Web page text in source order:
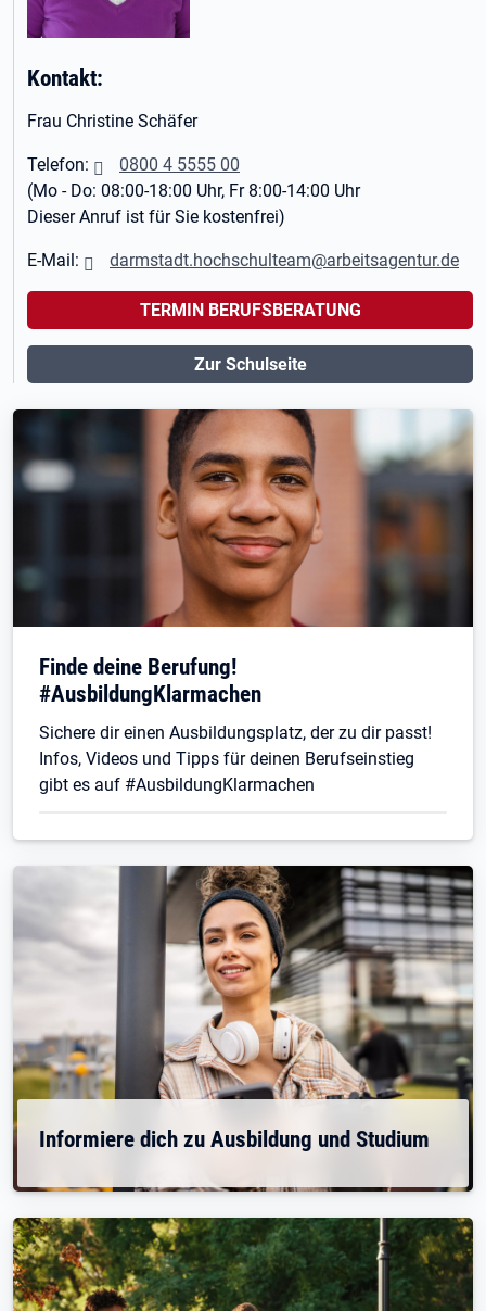
Kontakt:
Frau Christine Schäfer
Telefon:
0800 4 5555 00
(Mo - Do: 08:00-18:00 Uhr, Fr 8:00-14:00 Uhr
Dieser Anruf ist für Sie kostenfrei)
E-Mail: darmstadt.hochschulteam@arbeitsagentur.de
TERMIN BERUFSBERATUNG
Zur Schulseite
Finde deine Berufung!
#AusbildungKlarmachen
Sichere dir einen Ausbildungsplatz, der zu dir passt!
Infos, Videos und Tipps für deinen Berufseinstieg
gibt es auf #AusbildungKlarmachen
Informiere dich zu Ausbildung und Studium